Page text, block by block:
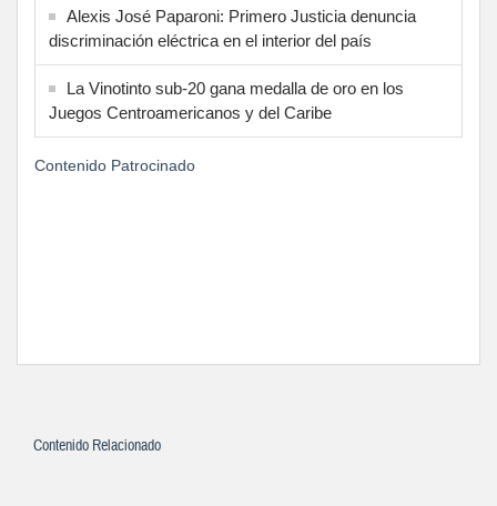
Alexis José Paparoni: Primero Justicia denuncia
discriminación eléctrica en el interior del país
La Vinotinto sub-20 gana medalla de oro en los
Juegos Centroamericanos y del Caribe
Contenido Patrocinado
Contenido Relacionado